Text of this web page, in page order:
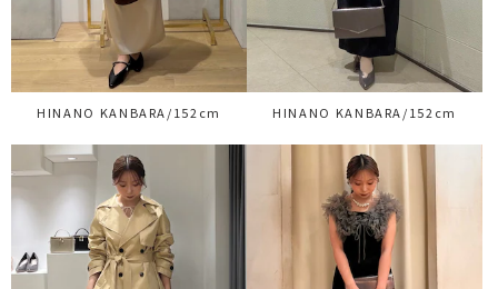
HINANO KANBARA/152cm HINANO KANBARA/152cm